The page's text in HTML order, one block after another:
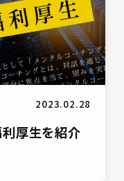
2023.02.28
厚生を紹介